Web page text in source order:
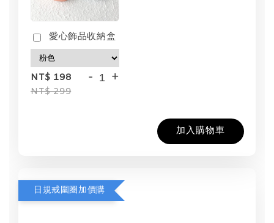
愛心飾品收納盒
NT$ 198
NT$ 299
- +
加入購物車
日規戒圍圈加價購